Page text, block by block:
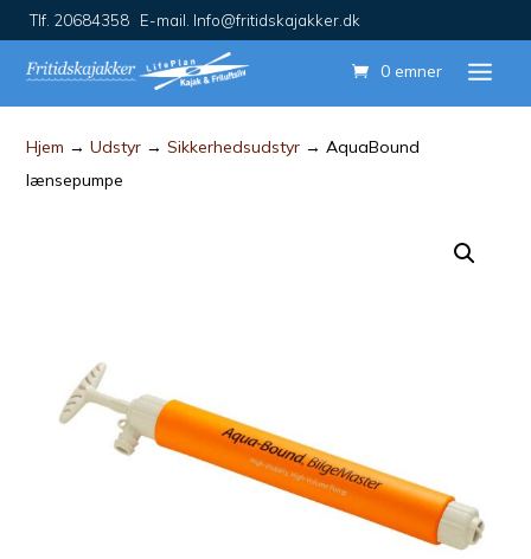
Tlf. 20684358 E-mail. Info@fritidskajakker.dk
0 emner
Hjem →Udstyr →Sikkerhedsudstyr → AquaBound
lænsepumpe